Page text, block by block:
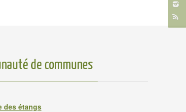
de communes
des étangs